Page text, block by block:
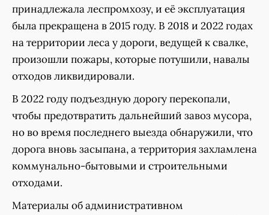
принадлежала леспромхозу, и её эксплуатация
была прекращена в 2015 году. В 2018 и 2022 годах
на территории леса у дороги, ведущей к свалке,
произошли пожары, которые потушили, навалы
отходов ликвидировали.
В 2022 году подъездную дорогу перекопали,
чтобы предотвратить дальнейший завоз мусора,
но во время последнего выезда обнаружили, что
дорога вновь засыпана, а территория захламлена
коммунально-бытовыми и строительными
отходами.
Материалы об административном